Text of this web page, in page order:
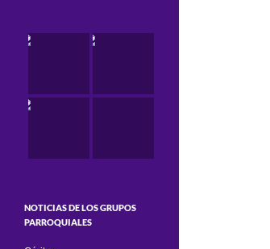
NOTICIAS DE LOS GRUPOS
PARROQUIALES